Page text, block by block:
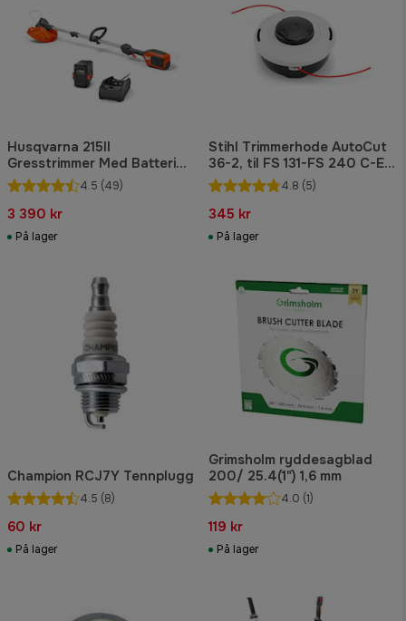
Husqvarna 215Il
Gresstrimmer Med Batteri
Og Lader
4.5 (49)
3 390 kr
På lager
Stihl Trimmerhode AutoCut
36-2, til FS 131-FS 240 C-E,
FR 480 C-F Skjæreverktøy
4.8 (5)
345 kr
På lager
Champion RCJ7Y Tennplugg
4.5 (8)
60 kr
På lager
Grimsholm ryddesagblad
200/ 25.4(1") 1,6 mm
4.0 (1)
119 kr
På lager